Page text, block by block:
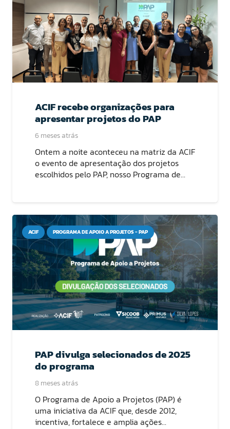
ACIF recebe organizações para
apresentar projetos do PAP
6 meses atrás
Ontem a noite aconteceu na matriz da ACIF
o evento de apresentação dos projetos
escolhidos pelo PAP, nosso Programa de…
ACIF PROGRAMA DE APOIO A PROJETOS - PAP
PAP divulga selecionados de 2025
do programa
8 meses atrás
O Programa de Apoio a Projetos (PAP) é
uma iniciativa da ACIF que, desde 2012,
incentiva, fortalece e amplia ações…